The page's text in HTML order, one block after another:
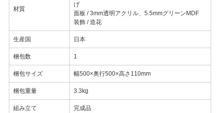
材質
げ
面板 / 3mm透明アクリル、5.5mmグリーンMDF
装飾 / 造花
生産国 日本
梱包数 1
梱包サイズ 幅500×奥行500×高さ110mm
梱包重量 3.3kg
組み立て 完成品